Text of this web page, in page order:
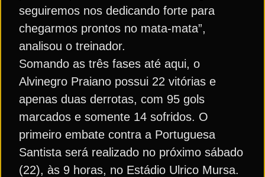
seguiremos nos dedicando forte para
chegarmos prontos no mata-mata”,
analisou o treinador.
Somando as três fases até aqui, o
Alvinegro Praiano possui 22 vitórias e
apenas duas derrotas, com 95 gols
marcados e somente 14 sofridos. O
primeiro embate contra a Portuguesa
Santista será realizado no próximo sábado
(22), às 9 horas, no Estádio Ulrico Mursa.